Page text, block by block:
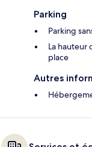
Parking
Parking
La hauteur
place
Autres